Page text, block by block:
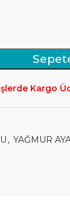
Kargo
, YAĞMUR